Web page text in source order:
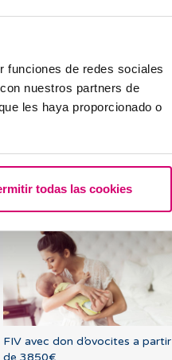
funciones de redes sociales
nuestros partners de
les haya proporcionado o
todas las cookies
quelqu'un peut-il m'expliquer
FIV avec don d’ovocites a partir